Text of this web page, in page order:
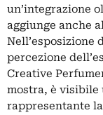
un’integrazione
aggiunge anche
Nell’esposizione
percezione
Creative
mostra, è visibile
rappresentante